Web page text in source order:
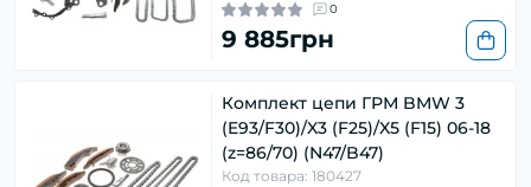
0
9 885грн
Комплект цепи ГРМ BMW 3
(E93/F30)/X3 (F25)/X5 (F15) 06-18
(z=86/70) (N47/B47)
Код товара: 180427